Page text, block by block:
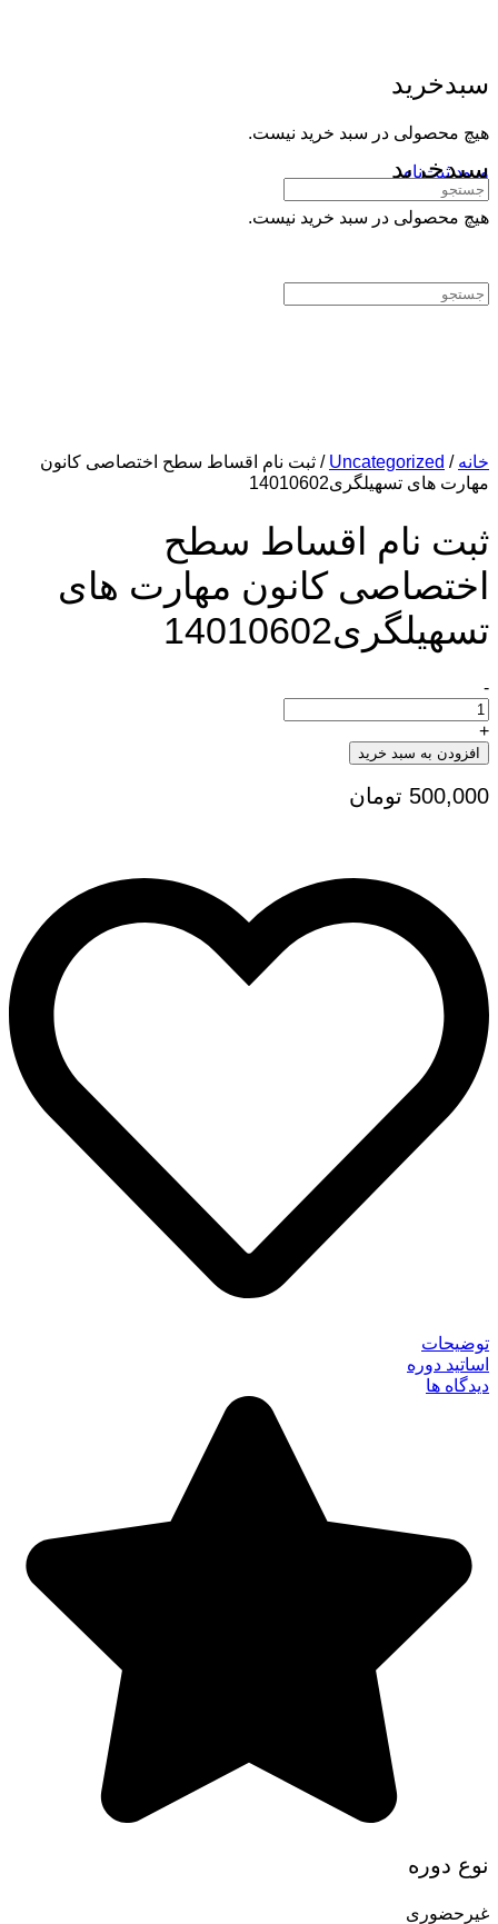
سبدخرید
هیچ محصولی در سبد خرید نیست.
ورود ثبت‌نام
سبدخرید
هیچ محصولی در سبد خرید نیست.
جستجوی:
جستجوی:
خانه /
Uncategorized / ثبت نام اقساط سطح اختصاصی کانون
مهارت های تسهیلگری14010602
ثبت نام اقساط سطح
اختصاصی کانون مهارت های
تسهیلگری14010602
ثبت
نام
اقساط
سطح
کانون
-
+
افزودن به سبد خرید
500,000 تومان
توضیحات
اساتید دوره
دیدگاه ها
نوع دوره
غیرحضوری